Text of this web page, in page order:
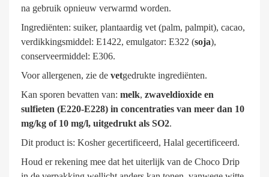
na gebruik opnieuw verwarmd worden.
Ingrediënten: suiker, plantaardig vet (palm, palmpit), cacao,
verdikkingsmiddel: E1422, emulgator: E322 (soja),
conserveermiddel: E306.
Voor allergenen, zie de vetgedrukte ingrediënten.
Kan sporen bevatten van: melk, zwaveldioxide en
sulfieten (E220-E228) in concentraties van meer dan 10
mg/kg of 10 mg/l, uitgedrukt als SO2.
Dit product is: Kosher gecertificeerd, Halal gecertificeerd.
Houd er rekening mee dat het uiterlijk van de Choco Drip